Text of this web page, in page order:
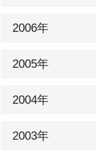
2006年
2005年
2004年
2003年